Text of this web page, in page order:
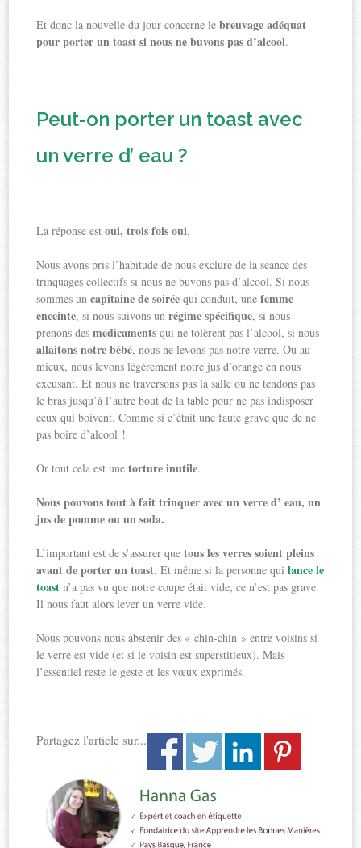
Et donc la nouvelle du jour concerne lebreuvage adéquat
pour porter un toast si nous ne buvons pas d’alcool.
Peut-on porter un toast avec
un verre d’ eau ?
La réponse estoui, trois fois oui.
Nous avons pris l’habitude de nous exclure de la séance des
trinquages collectifs si nous ne buvons pas d’alcool. Si nous
sommes uncapitaine de soirée qui conduit, unefemme
enceinte, si nous suivons unrégime spécifique, si nous
prenons desmédicaments qui ne tolèrent pas l’alcool, si nous
allaitons notre bébé, nous ne levons pas notre verre. Ou au
mieux, nous levons légèrement notre jus d’orange en nous
excusant. Et nous ne traversons pas la salle ou ne tendons pas
le bras jusqu’à l’autre bout de la table pour ne pas indisposer
ceux qui boivent. Comme si c’était une faute grave que de ne
pas boire d’alcool !
Or tout cela est unetorture inutile.
Nous pouvons tout à fait trinquer avec un verre d’ eau, un
jus de pomme ou un soda.
L’important est de s’assurer quetous les verres soient pleins
avant de porter un toast. Et même si la personne qui lance le
toast n’a pas vu que notre coupe était vide, ce n’est pas grave.
Il nous faut alors lever un verre vide.
Nous pouvons nous abstenir des « chin-chin » entre voisins si
le verre est vide (et si le voisin est superstitieux). Mais
l’essentiel reste le geste et les vœux exprimés.
Partagez l'article sur...